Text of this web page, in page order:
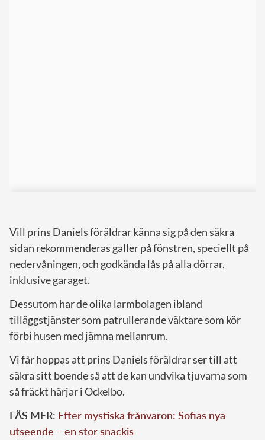
Vill prins Daniels föräldrar känna sig på den säkra
sidan rekommenderas galler på fönstren, speciellt på
nedervåningen, och godkända lås på alla dörrar,
inklusive garaget.
Dessutom har de olika larmbolagen ibland
tilläggstjänster som patrullerande väktare som kör
förbi husen med jämna mellanrum.
Vi får hoppas att prins Daniels föräldrar ser till att
säkra sitt boende så att de kan undvika tjuvarna som
så fräckt härjar i Ockelbo.
LÄS MER: Efter mystiska frånvaron: Sofias nya
utseende – en stor snackis